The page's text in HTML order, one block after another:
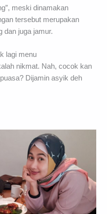
meski dinamakan
tersebut merupakan
dan juga jamur.
lagi menu
nikmat. Nah, cocok kan
Dijamin asyik deh